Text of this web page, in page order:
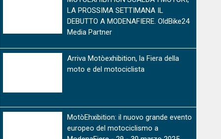
Moto Morini
Premium
Media Partner
Arriva Motòexhibition, la Fiera della
ModenaFiere - 29 - 30 marzo 2025
sarà presente OldBike24